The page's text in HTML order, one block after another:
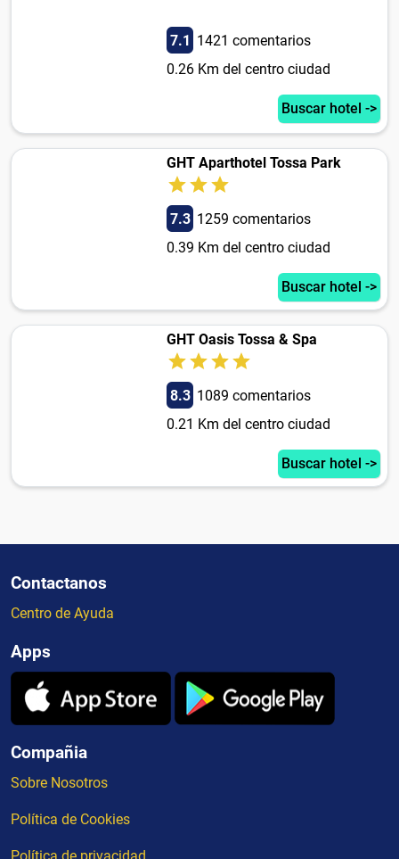
7.1 1421 comentarios
0.26 Km del centro ciudad
Buscar hotel ->
GHT Aparthotel Tossa Park
7.3 1259 comentarios
0.39 Km del centro ciudad
Buscar hotel ->
GHT Oasis Tossa & Spa
8.3 1089 comentarios
0.21 Km del centro ciudad
Buscar hotel ->
Contactanos
Centro de Ayuda
Apps
Compañia
Sobre Nosotros
Política de Cookies